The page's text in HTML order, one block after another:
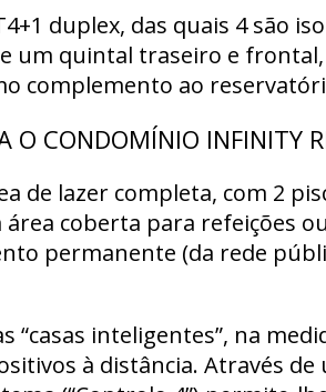
duplex, das quais 4 são
um quintal traseiro e
complemento ao
O CONDOMÍNIO INFINITY
de lazer completa, com 2
coberta para refeições
permanente (da rede
inteligentes”, na
à distância. Através de